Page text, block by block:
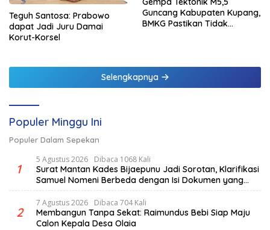
Teguh Santosa: Prabowo
dapat Jadi Juru Damai
Korut-Korsel
Guncang Kabupaten Kupang,
BMKG Pastikan Tidak
Selengkapnya
Populer Minggu Ini
Populer Dalam Sepekan
1
5 Agustus 2026 Dibaca 1068 Kali
Surat Mantan Kades Bijaepunu Jadi Sorotan, Klarifikasi
Samuel Nomeni Berbeda dengan Isi Dokumen yang
Beredar
2
7 Agustus 2026 Dibaca 704 Kali
Membangun Tanpa Sekat: Raimundus Bebi Siap Maju
Calon Kepala Desa Olaia